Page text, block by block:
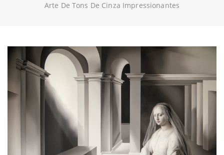
Arte De Tons De Cinza Impressionantes
Skip to content